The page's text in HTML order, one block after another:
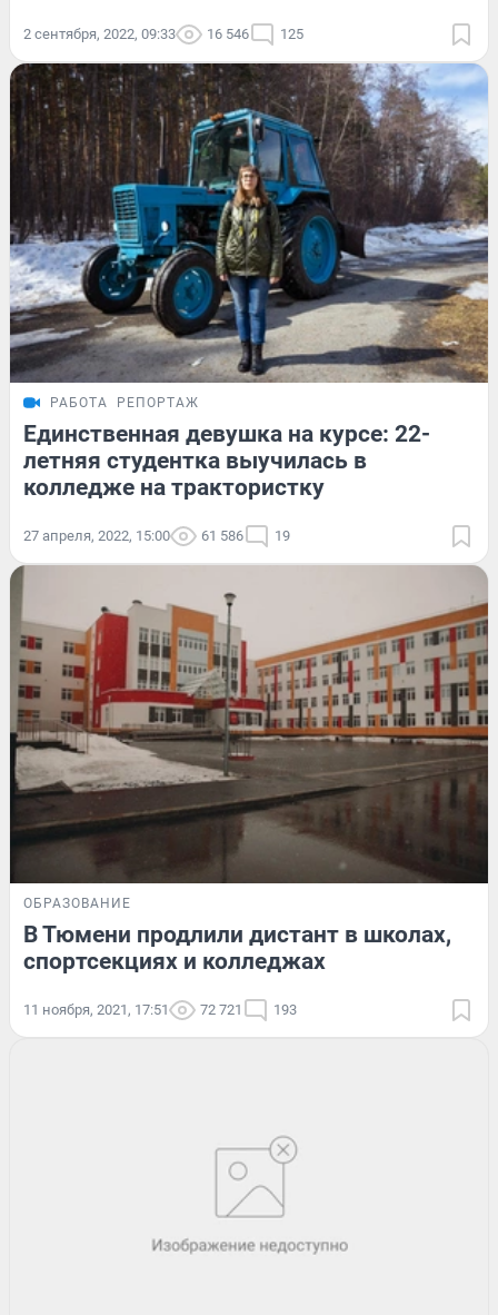
2 сентября, 2022, 09:33 16 546 125
РАБОТА РЕПОРТАЖ
Единственная девушка на курсе: 22-
летняя студентка выучилась в
колледже на трактористку
27 апреля, 2022, 15:00 61 586 19
ОБРАЗОВАНИЕ
В Тюмени продлили дистант в школах,
спортсекциях и колледжах
11 ноября, 2021, 17:51 72 721 193